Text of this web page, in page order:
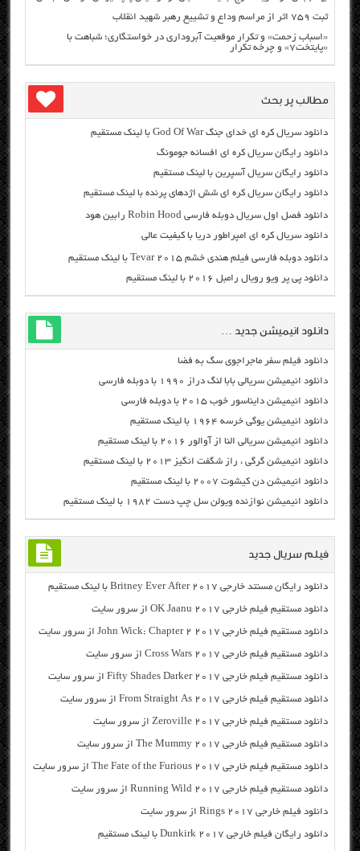
ثبت ۷۵۹ اثر از مراسم وداع و تشییع رهبر شهید انقلاب
«اسباب زحمت» و تکرار موقعیت آبروداری در خواستگاری؛ شباهت با
«پایتخت۷» و چرخه تکرار
مطالب پر بحث
دانلود سریال کره ای خدای جنگ God Of War با لینک مستقیم
دانلود رایگان سریال کره ای افسانه جومونگ
دانلود رایگان سریال آسپرین با لینک مستقیم
دانلود رایگان سریال کره ای شش اژدهای پرنده با لینک مستقیم
دانلود فصل اول سریال دوبله فارسی Robin Hood رابین هود
دانلود سریال کره ای امپراطور دریا با کیفیت عالی
دانلود دوبله فارسی فیلم هندی خشم Tevar ۲۰۱۵ با لینک مستقیم
دانلود پی پر ویو رویال رامبل ۲۰۱۶ با لینک مستقیم
دانلود انیمیشن جدید …
دانلود فیلم سفر ماجراجوی سگ به فضا
دانلود انیمیشن سریالی بابا لنگ دراز ۱۹۹۰ با دوبله فارسی
دانلود انیمیشن دایناسور خوب ۲۰۱۵ با دوبله فارسی
دانلود انیمیشن یوگی خرسه ۱۹۶۴ با لینک مستقیم
دانلود انیمیشن سریالی النا از آوالور ۲۰۱۶ با لینک مستقیم
دانلود انیمیشن گرگی ، راز شگفت انگیز ۲۰۱۳ با لینک مستقیم
دانلود انیمیشن دن کیشوت ۲۰۰۷ با لینک مستقیم
دانلود انیمیشن نوازنده ویولن سل چپ دست ۱۹۸۲ با لینک مستقیم
فیلم سریال جدید
دانلود رایگان مسنتد خارجی Britney Ever After 2017 با لینک مستقیم
دانلود مستقیم فیلم خارجی OK Jaanu 2017 از سرور سایت
دانلود مستقیم فیلم خارجی John Wick: Chapter 2 2017 از سرور سایت
دانلود مستقیم فیلم خارجی Cross Wars 2017 از سرور سایت
دانلود مستقیم فیلم خارجی Fifty Shades Darker 2017 از سرور سایت
دانلود مستقیم فیلم خارجی From Straight As 2017 از سرور سایت
دانلود مستقیم فیلم خارجی Zeroville 2017 از سرور سایت
دانلود مستقیم فیلم خارجی The Mummy 2017 از سرور سایت
دانلود مستقیم فیلم خارجی The Fate of the Furious 2017 از سرور سایت
دانلود مستقیم فیلم خارجی Running Wild 2017 از سرور سایت
دانلود فیلم خارجی Rings 2017 از سرور سایت
دانلود رایگان فیلم خارجی Dunkirk 2017 با لینک مستقیم